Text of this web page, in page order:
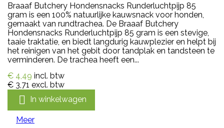
Braaaf Butchery Hondensnacks Runderluchtpijp 85
gram is een 100% natuurlijke kauwsnack voor honden,
gemaakt van rundtrachea. De Braaaf Butchery
Hondensnacks Runderluchtpijp 85 gram is een stevige,
taaie traktatie, en biedt langdurig kauwplezier en helpt bij
het reinigen van het gebit door tandplak en tandsteen te
verminderen. De trachea heeft een...
€ 4,49 incl. btw
€ 3,71 excl. btw
 In winkelwagen
Meer